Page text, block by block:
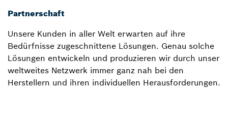
Partnerschaft
Unsere Kunden in aller Welt erwarten auf ihre
Bedürfnisse zugeschnittene Lösungen. Genau solche
Lösungen entwickeln und produzieren wir durch unser
weltweites Netzwerk immer ganz nah bei den
Herstellern und ihren individuellen Herausforderungen.